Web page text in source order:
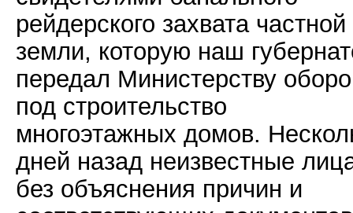
рейдерского захвата частной
земли, которую наш
передал Министерству
под строительство
многоэтажных домов.
дней назад неизвестные
без объяснения причин и